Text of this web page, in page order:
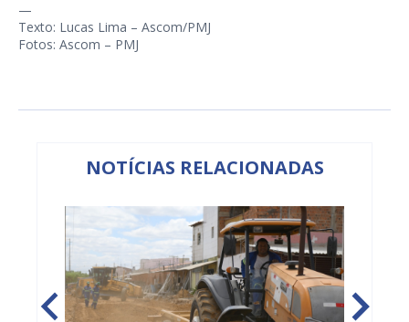
—
Texto: Lucas Lima – Ascom/PMJ
Fotos: Ascom – PMJ
NOTÍCIAS RELACIONADAS